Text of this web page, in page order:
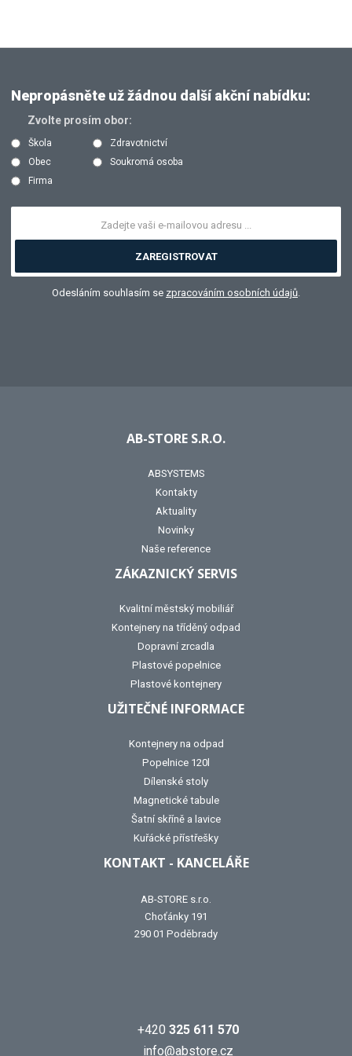
Nepropásněte už žádnou další akční nabídku:
Zvolte prosím obor:
Škola
Zdravotnictví
Obec
Soukromá osoba
Firma
ZAREGISTROVAT
Odesláním souhlasím se zpracováním osobních údajů
AB-STORE S.R.O.
ABSYSTEMS
Kontakty
Aktuality
Novinky
Naše reference
ZÁKAZNICKÝ SERVIS
Kvalitní městský mobiliář
Kontejnery na tříděný odpad
Dopravní zrcadla
Plastové popelnice
Plastové kontejnery
UŽITEČNÉ INFORMACE
Kontejnery na odpad
Popelnice 120l
Dílenské stoly
Magnetické tabule
Šatní skříně a lavice
Kuřácké přístřešky
KONTAKT - KANCELÁŘE
AB-STORE s.r.o.
Choťánky 191
290 01 Poděbrady
+420 325 611 570
info@abstore.cz